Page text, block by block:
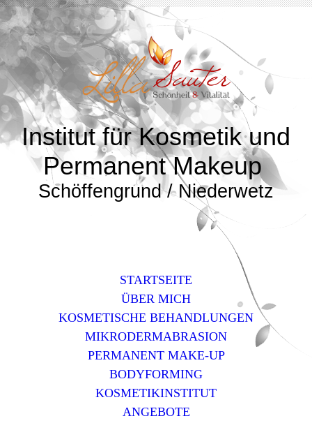
Institut für Kosmetik und
Permanent Makeup
Schöffengrund / Niederwetz
STARTSEITE
ÜBER MICH
KOSMETISCHE BEHANDLUNGEN
MIKRODERMABRASION
PERMANENT MAKE-UP
BODYFORMING
KOSMETIKINSTITUT
ANGEBOTE